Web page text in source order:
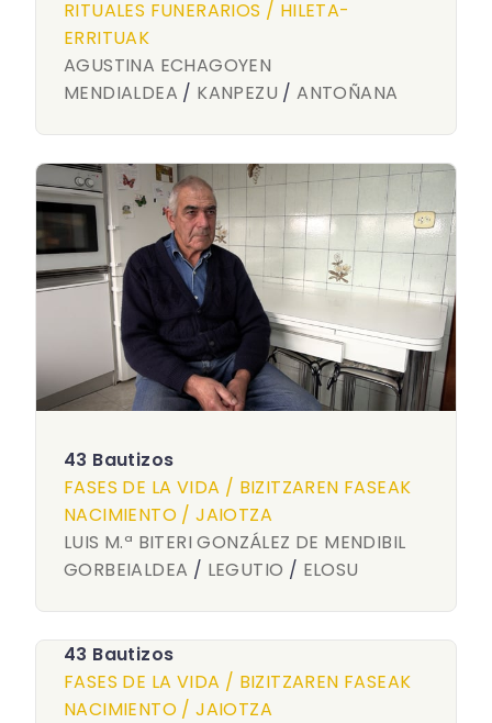
RITUALES FUNERARIOS / HILETA-
ERRITUAK
AGUSTINA ECHAGOYEN
MENDIALDEA / KANPEZU /ANTOÑANA
43 Bautizos
FASES DE LA VIDA / BIZITZAREN FASEAK
NACIMIENTO / JAIOTZA
LUIS M.ª BITERI GONZÁLEZ DE MENDIBIL
GORBEIALDEA / LEGUTIO / ELOSU
43 Bautizos
FASES DE LA VIDA / BIZITZAREN FASEAK
NACIMIENTO / JAIOTZA